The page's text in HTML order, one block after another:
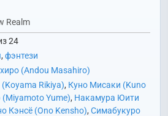
Realm
24
,фэнтези
(Andou Masahiro)
Rikiya), Куно Мисаки (Kuno
Yume), Накамура Юити
Кэнсё (Ono Kensho), Симабукуро